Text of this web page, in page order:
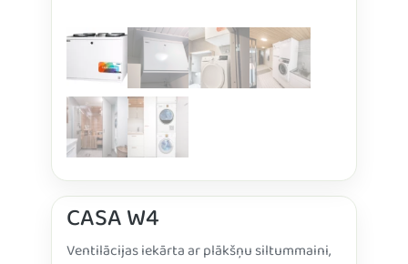
CASA W4
Ventilācijas iekārta ar plākšņu siltummaini,